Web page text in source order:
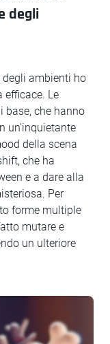
degli
degli ambienti ho
efficace. Le
che hanno
un'inquietante
della scena
che ha
e a dare alla
Per
forme multiple
mutare e
un ulteriore